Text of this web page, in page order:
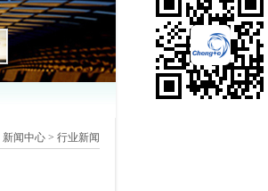
新闻中心> 行业新闻